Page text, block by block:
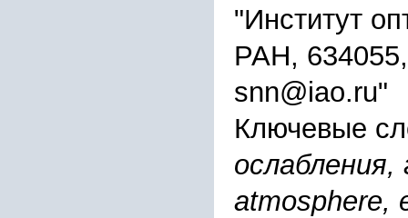
"Институт
РАН,
snn@iao.ru"
Ключевые
atmosphere,